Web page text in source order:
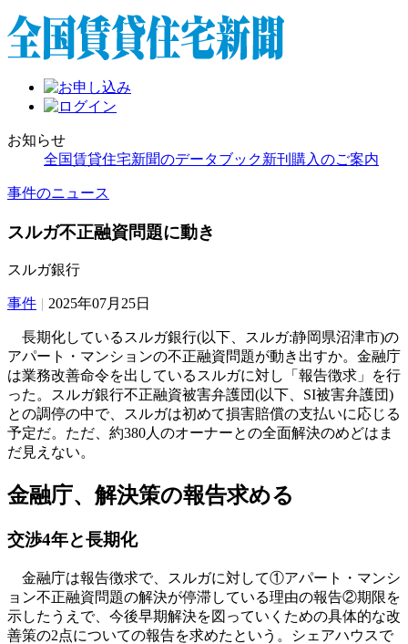
お知らせ
全国賃貸住宅新聞のデータブック新刊購入のご案内
事件のニュース
スルガ不正融資問題に動き
スルガ銀行
事件 | 2025年07月25日
長期化しているスルガ銀行(以下、スルガ:静岡県沼津市)の
アパート・マンションの不正融資問題が動き出すか。金融庁
は業務改善命令を出しているスルガに対し「報告徴求」を行
った。スルガ銀行不正融資被害弁護団(以下、SI被害弁護団)
との調停の中で、スルガは初めて損害賠償の支払いに応じる
予定だ。ただ、約380人のオーナーとの全面解決のめどはま
だ見えない。
金融庁、解決策の報告求める
交渉4年と長期化
金融庁は報告徴求で、スルガに対して①アパート・マンシ
ョン不正融資問題の解決が停滞している理由の報告②期限を
示したうえで、今後早期解決を図っていくための具体的な改
善策の2点についての報告を求めたという。シェアハウスで